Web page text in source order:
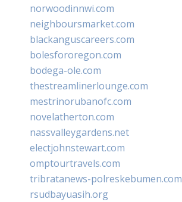
norwoodinnwi.com
neighboursmarket.com
blackanguscareers.com
bolesfororegon.com
bodega-ole.com
thestreamlinerlounge.com
mestrinorubanofc.com
novelatherton.com
nassvalleygardens.net
electjohnstewart.com
omptourtravels.com
tribratanews-polreskebumen.com
rsudbayuasih.org